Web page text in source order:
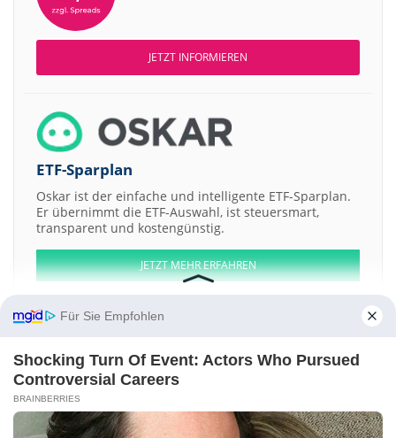
JETZT INFORMIEREN
ETF-Sparplan
Oskar ist der einfache und intelligente ETF-Sparplan.
Er übernimmt die ETF-Auswahl, ist steuersmart,
transparent und kostengünstig.
JETZT MEHR ERFAHREN
Aktien ATX DAX EuroStoxx 50 Dow Jones NASDAQ 100
Nikkei 225
S&P 500
Weitere Aktien:
S8 LtdShs Stagecoach Theatre Arts PLCShs Tissue Science
Für Sie Empfohlen
Shocking Turn Of Event: Actors Who Pursued
Controversial Careers
BRAINBERRIES